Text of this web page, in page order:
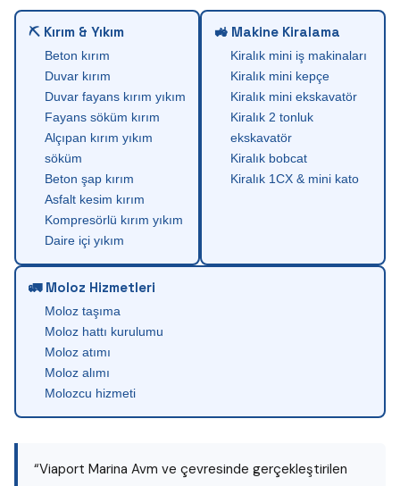
⛏ Kırım & Yıkım
Beton kırım
Duvar kırım
Duvar fayans kırım yıkım
Fayans söküm kırım
Alçıpan kırım yıkım
söküm
Beton şap kırım
Asfalt kesim kırım
Kompresörlü kırım yıkım
Daire içi yıkım
🚜 Makine Kiralama
Kiralık mini iş makinaları
Kiralık mini kepçe
Kiralık mini ekskavatör
Kiralık 2 tonluk
ekskavatör
Kiralık bobcat
Kiralık 1CX & mini kato
🚛 Moloz Hizmetleri
Moloz taşıma
Moloz hattı kurulumu
Moloz atımı
Moloz alımı
Molozcu hizmeti
“Viaport Marina Avm ve çevresinde gerçekleştirilen